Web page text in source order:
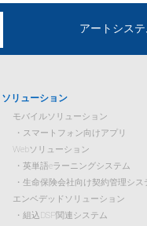
アートシス
ソリューション
モバイルソリューション
スマートフォン向けアプリ
Webソリューション
英単語eラーニングシステム
生命保険会社向け契約管理シス
エンベデッドソリューション
組込DSP関連システム